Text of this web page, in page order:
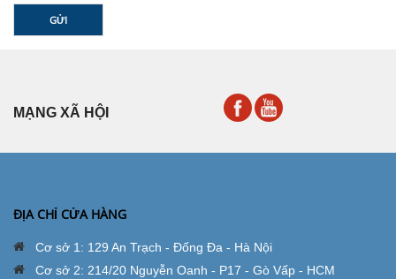
GỬI
MẠNG XÃ HỘI
ĐỊA CHỈ CỬA HÀNG
Cơ sở 1: 129 An Trạch - Đống Đa - Hà Nội
Cơ sở 2: 214/20 Nguyễn Oanh - P17 - Gò Vấp - HCM